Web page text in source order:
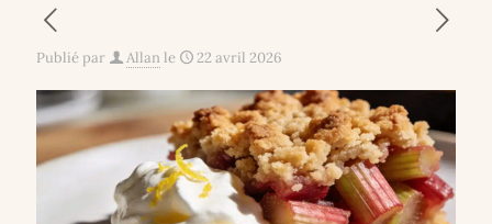
Publié par Allan le 22 avril 2026